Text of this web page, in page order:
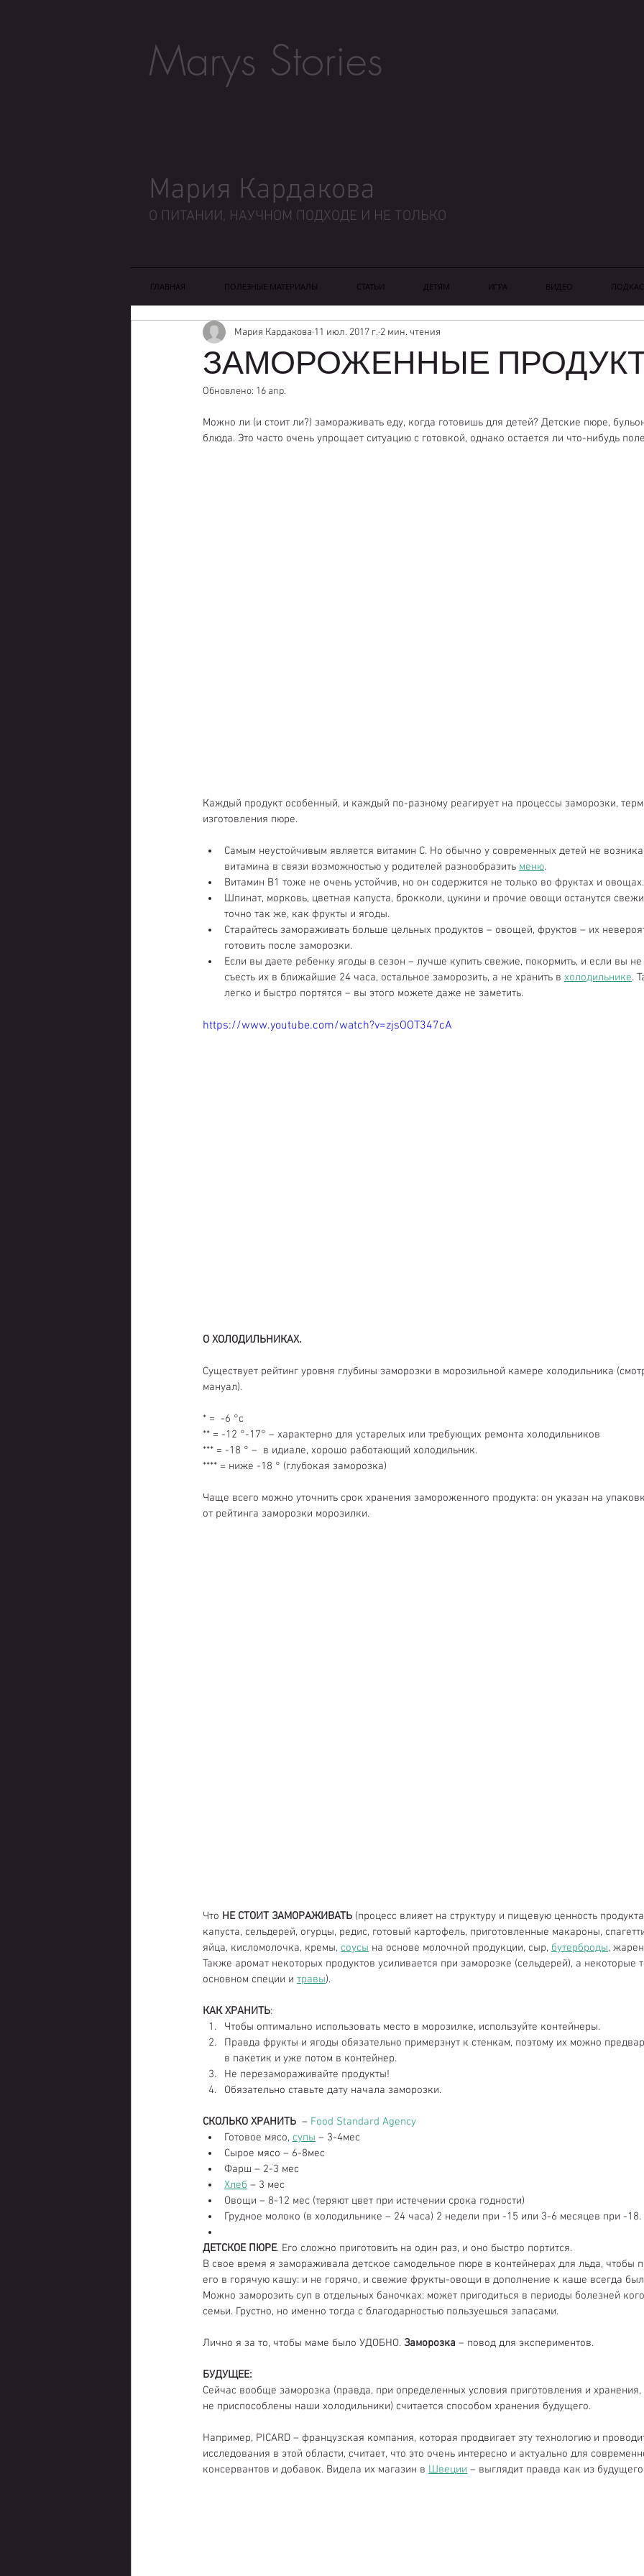
Marys Stories
Мария Кардакова
О ПИТАНИИ, НАУЧНОМ ПОДХОДЕ И НЕ ТОЛЬКО
ГЛАВНАЯ ПОЛЕЗНЫЕ МАТЕРИАЛЫ СТАТЬИ ДЕТЯМ ИГРА ВИДЕО
ЗАМОРОЖЕННЫЕ
Мария Кардакова 11 июл. 2017 г. 2 мин. чтения
Обновлено: 16 апр.
Можно ли (и стоит ли?) замораживать еду, когда готовишь для детей? Детские пюре,
блюда. Это часто очень упрощает ситуацию с готовкой, однако остается ли что-нибудь
Каждый продукт особенный, и каждый по-разному реагирует на процессы заморозки,
изготовления пюре.
Самым неустойчивым является витамин С. Но обычно у современных детей не
витамина в связи возможностью у родителей разнообразить меню.
Витамин В1 тоже не очень устойчив, но он содержится не только во фруктах и
Шпинат, морковь, цветная капуста, брокколи, цукини и прочие овощи останутся
точно так же, как фрукты и ягоды.
Старайтесь замораживать больше цельных продуктов – овощей, фруктов – их
готовить после заморозки.
Если вы даете ребенку ягоды в сезон – лучше купить свежие, покормить, и если вы
съесть их в ближайшие 24 часа, остальное заморозить, а не хранить в холодильнике.
легко и быстро портятся – вы этого можете даже не заметить.
https://www.youtube.com/watch?v=zjsOOT347cA
О ХОЛОДИЛЬНИКАХ.
Существует рейтинг уровня глубины заморозки в морозильной камере холодильника
мануал).
* =  -6 °c
** = -12 °-17° – характерно для устарелых или требующих ремонта холодильников
*** = -18 ° –  в идиале, хорошо работающий холодильник.
**** = ниже -18 ° (глубокая заморозка)
Чаще всего можно уточнить срок хранения замороженного продукта: он указан на
от рейтинга заморозки морозилки.
Что НЕ СТОИТ ЗАМОРАЖИВАТЬ (процесс влияет на структуру и пищевую ценность
капуста, сельдерей, огурцы, редис, готовый картофель, приготовленные макароны,
яйца, кисломолочка, кремы, соусы на основе молочной продукции, сыр, бутерброды,
Также аромат некоторых продуктов усиливается при заморозке (сельдерей), а некоторые
основном специи и травы).
КАК ХРАНИТЬ:
Чтобы оптимально использовать место в морозилке, используйте контейнеры.
Правда фрукты и ягоды обязательно примерзнут к стенкам, поэтому их можно
в пакетик и уже потом в контейнер.
Не перезамораживайте продукты!
Обязательно ставьте дату начала заморозки.
СКОЛЬКО ХРАНИТЬ – Food Standard Agency
Готовое мясо, супы – 3-4мес
Сырое мясо – 6-8мес
Фарш – 2-3 мес
Хлеб – 3 мес
Овощи – 8-12 мес (теряют цвет при истечении срока годности)
Грудное молоко (в холодильнике – 24 часа) 2 недели при -15 или 3-6 месяцев при -18.
ДЕТСКОЕ ПЮРЕ. Его сложно приготовить на один раз, и оно быстро портится.
В свое время я замораживала детское самодельное пюре в контейнерах для льда, чтобы
его в горячую кашу: и не горячо, и свежие фрукты-овощи в дополнение к каше всегда
Можно заморозить суп в отдельных баночках: может пригодиться в периоды болезней
семьи. Грустно, но именно тогда с благодарностью пользуешься запасами.
Лично я за то, чтобы маме было УДОБНО. Заморозка – повод для экспериментов.
БУДУЩЕЕ:
Сейчас вообще заморозка (правда, при определенных условия приготовления и
не приспособлены наши холодильники) считается способом хранения будущего.
Например, PICARD – французская компания, которая продвигает эту технологию и
исследования в этой области, считает, что это очень интересно и актуально для
консервантов и добавок. Видела их магазин в Швеции – выглядит правда как из